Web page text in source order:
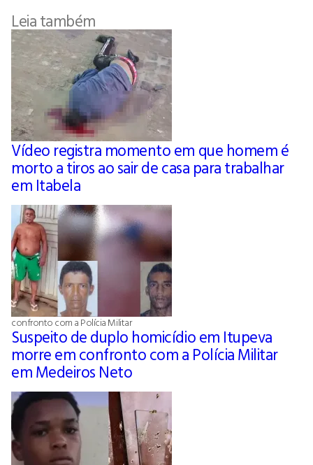
Leia também
Vídeo registra momento em que homem é
morto a tiros ao sair de casa para trabalhar
em Itabela
confronto com a Polícia Militar
Suspeito de duplo homicídio em Itupeva
morre em confronto com a Polícia Militar
em Medeiros Neto